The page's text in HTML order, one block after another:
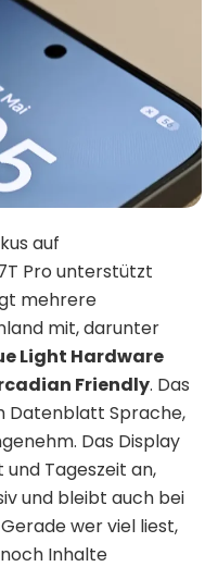
auf
Pro unterstützt
mehrere
mit, darunter
Light Hardware
Friendly. Das
Datenblatt Sprache,
Das Display
Tageszeit an,
und bleibt auch bei
wer viel liest,
Inhalte